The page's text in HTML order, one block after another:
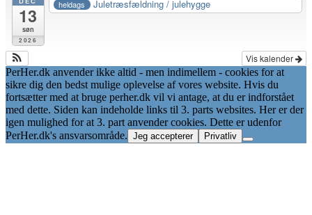
13
søn
2026
heldags Juletræsfældning / julehygge
Vis kalender
PerHer.dk anvender ikke altid - men indimellem - cookies for at
sikre dig den bedst mulige oplevelse af vores website. Hvis du
fortsætter med at bruge perher.dk vil vi antage, at du er indforstået
med dette. Siden kan indeholde links til 3. parts websites. Her er der
igen mulighed for at 3. part anvender cookies. Dette er udenfor
PerHer.dk's ansvarsområde. Jeg accepterer Privatliv